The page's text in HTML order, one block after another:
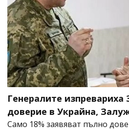
Генералите изпревариха
доверие в Украйна,
Само 18% заявяват пълно